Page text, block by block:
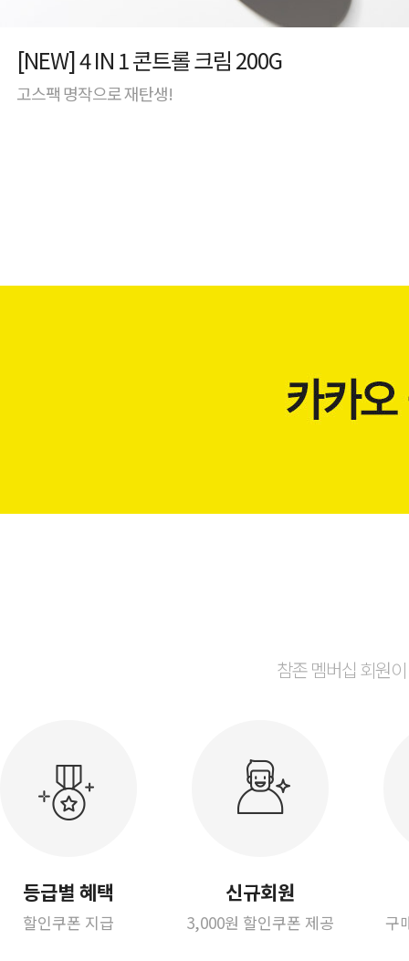
[NEW] 4 IN 1 콘트롤 크림 200G
고스팩 명작으로 재탄생!
참존 멤버십 회원
등급별 혜택
할인쿠폰 지급
신규회원
3,000원 할인쿠폰 제공 구